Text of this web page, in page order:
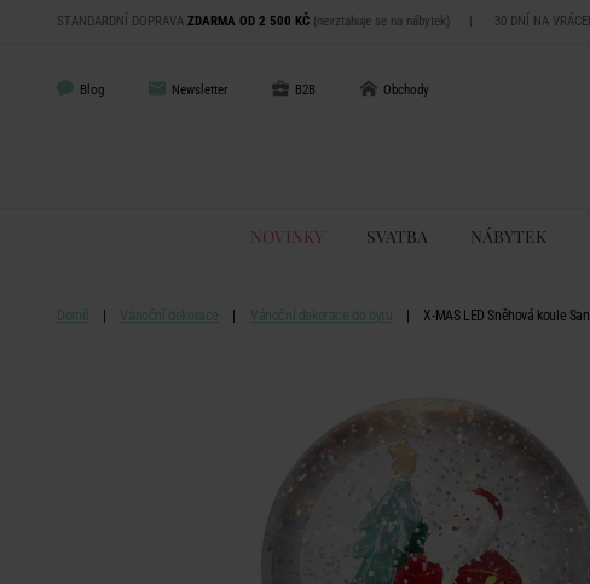
STANDARDNÍ DOPRAVA ZDARMA OD 2 500 KČ (nevztahuje se na nábytek) | 30 DNÍ NA
Blog Newsletter B2B Obchody
NOVINKY SVATBA NÁBYTEK
Domů Vánoční dekorace Vánoční dekorace do bytu X-MAS LED Sněhová koule